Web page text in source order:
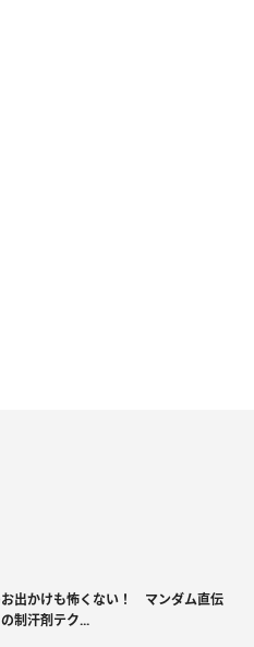
出かけも怖くない！ マンダム直伝
制汗剤テク...